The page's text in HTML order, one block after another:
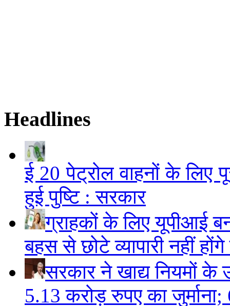
Headlines
ई 20 पेट्रोल वाहनों के लिए
हुई पुष्टि : सरकार
ग्राहकों के लिए यूपीआई
बहस से छोटे व्यापारी नहीं
सरकार ने खाद्य नियमों
5.13 करोड़ रुपए का